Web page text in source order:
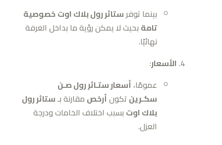
بينما توفر ستائر رول بلاك اوت خصوصية
تامة بحيث لا يمكن رؤية ما بداخل الغرفة
نهائيًا.
الأسعار:
عمومًا، أسعار ستـائر رول صـن
سكـرين تكونأرخص مقارنة بـستائر رول
بلاك اوت بسبب اختلاف الخامات ودرجة
العزل.